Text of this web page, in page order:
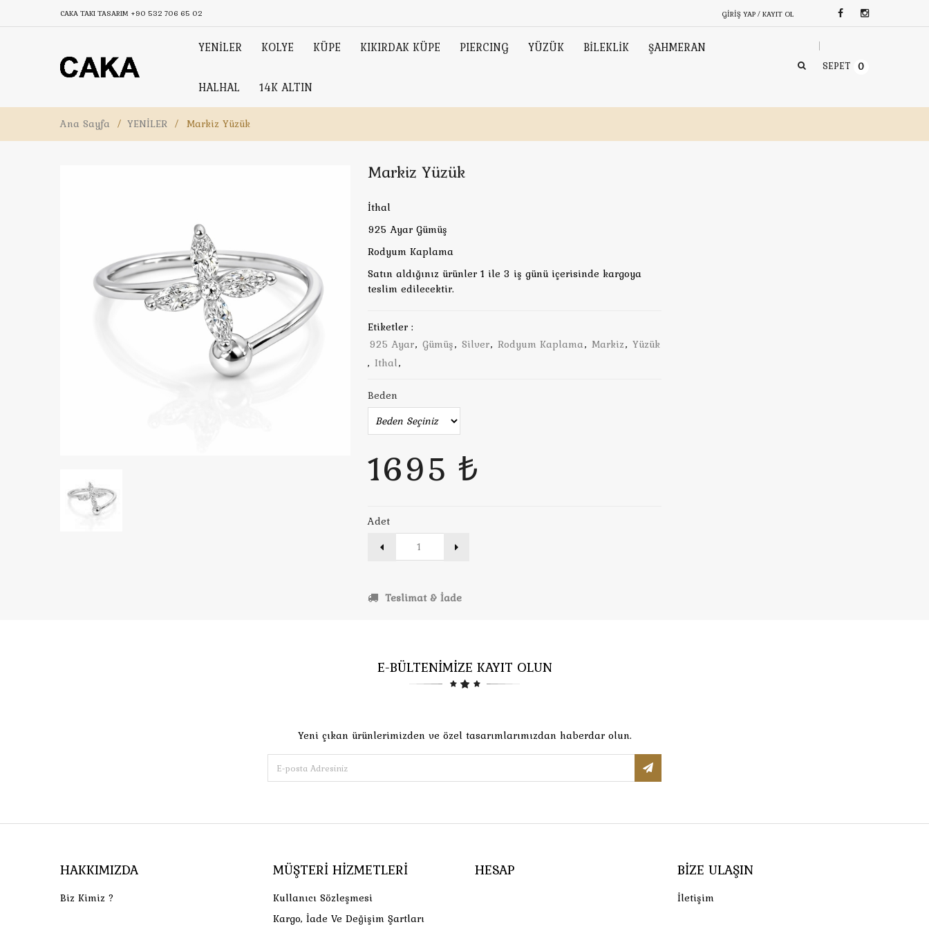
CAKA TAKI TASARIM +90 532 706 65 02 GIRIŞ YAP / KAYIT OL
YENİLER KOLYE KÜPE KIKIRDAK KÜPE PIERCING YÜZÜK BİLEKLİK ŞAHMERAN
HALHAL 14K ALTIN
SEPET 0
Ana Sayfa / YENİLER / Markiz Yüzük
Markiz Yüzük
İthal
925 Ayar Gümüş
Rodyum Kaplama
Satın aldığınız ürünler 1 ile 3 iş günü içerisinde kargoya
teslim edilecektir.
Etiketler :
925 Ayar, Gümüş, Silver, Rodyum Kaplama, Markiz, Yüzük
, Ithal,
Beden
1695 ₺
Adet
Teslimat & İade
E-BÜLTENİMİZE KAYIT OLUN
Yeni çıkan ürünlerimizden ve özel tasarımlarımızdan haberdar olun.
HAKKIMIZDA
Biz Kimiz ?
MÜŞTERI HIZMETLERI
Kullanıcı Sözleşmesi
Kargo, İade Ve Değişim Şartları
HESAP BIZE ULAŞIN
İletişim